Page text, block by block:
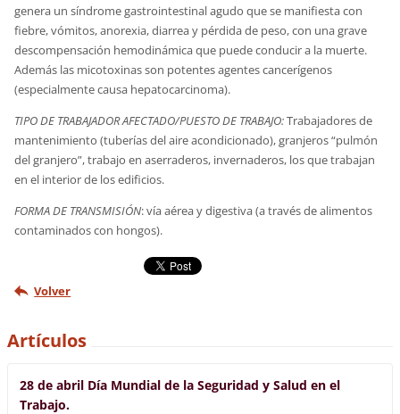
genera un síndrome gastrointestinal agudo que se manifiesta con
fiebre, vómitos, anorexia, diarrea y pérdida de peso, con una grave
descompensación hemodinámica que puede conducir a la muerte.
Además las micotoxinas son potentes agentes cancerígenos
(especialmente causa hepatocarcinoma).
TIPO DE TRABAJADOR AFECTADO/PUESTO DE TRABAJO:Trabajadores de
mantenimiento (tuberías del aire acondicionado), granjeros “pulmón
del granjero”, trabajo en aserraderos, invernaderos, los que trabajan
en el interior de los edificios.
FORMA DE TRANSMISIÓN: vía aérea y digestiva (a través de alimentos
contaminados con hongos).
Volver
Artículos
28 de abril Día Mundial de la Seguridad y Salud en el
Trabajo.